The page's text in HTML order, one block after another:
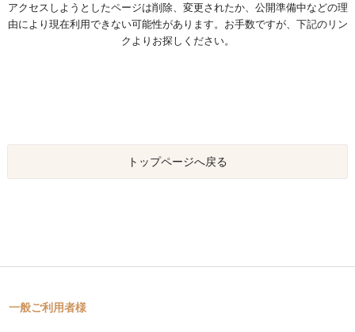
アクセスしようとしたページは削除、変更されたか、公開準備中などの理
由により現在利用できない可能性があります。お手数ですが、下記のリン
クよりお探しください。
トップページへ戻る
一般ご利用者様